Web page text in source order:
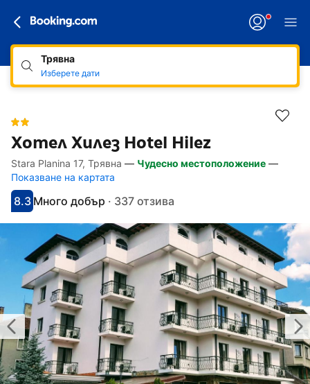
Трявна
Изберете дати
Хотел Хилез Hotel Hilez
Линкове, достъпни за хора със
Напред към описанието
Напред към удобствата
Напред към стаите
Напред към политиките
Stara Planina 17, Трявна — Чудесно местоположение —
Показване на картата
С оценка: 8.3
8.3
Оценено като: много добро
Много добър · 337 отзива